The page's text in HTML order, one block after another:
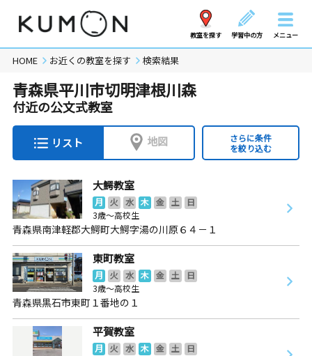
教室を探す 学習中の方 メニュー
HOME お近くの教室を探す 検索結果
青森県平川市切明津根川森
付近の公文式教室
リスト 地図
さらに条件
を絞り込む
大鰐教室
月 火 水 木 金 土
日
3歳～高校生
青森県南津軽郡大鰐町大鰐字湯の川原６４－１
東町教室
月 火 水 木 金 土
日
3歳～高校生
青森県黒石市東町１番地の１
平賀教室
月 火 水 木 金 土
日